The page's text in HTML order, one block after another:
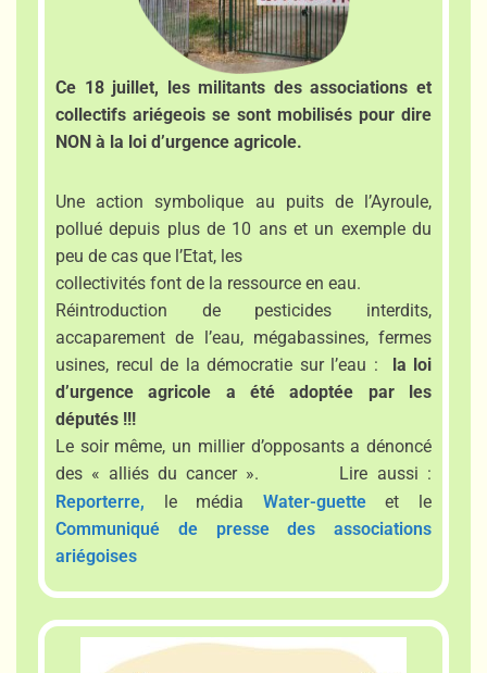
Ce 18 juillet, les militants des associations et
collectifs ariégeois se sont mobilisés pour dire
NON à la loi d’urgence agricole.
Une action symbolique au puits de l’Ayroule,
pollué depuis plus de 10 ans et un exemple du
peu de cas que l’Etat, les
collectivités font de la ressource en eau.
Réintroduction de pesticides interdits,
accaparement de l’eau, mégabassines, fermes
usines, recul de la démocratie sur l’eau :
la loi
d’urgence agricole a été adoptée par les
députés !!!
Le soir même, un millier d’opposants a dénoncé
des « alliés du cancer ». Lire aussi :
Reporterre, le média Water-guetteet le
Communiqué de presse des associations
ariégoises